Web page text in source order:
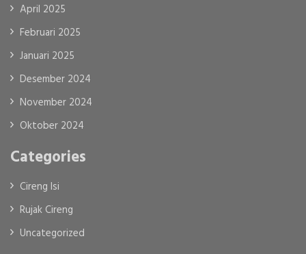
April 2025
Februari 2025
Januari 2025
Desember 2024
November 2024
Oktober 2024
Categories
Cireng Isi
Rujak Cireng
Uncategorized